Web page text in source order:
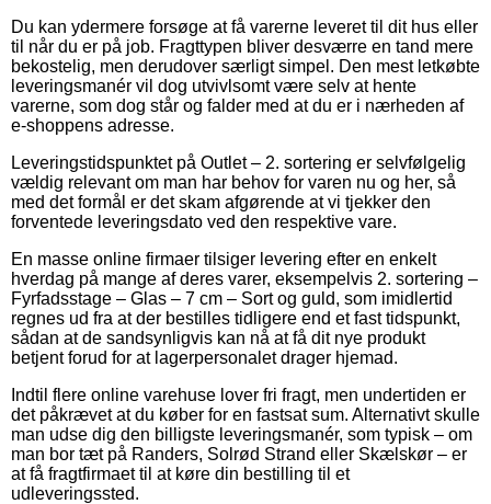
Du kan ydermere forsøge at få varerne leveret til dit hus eller
til når du er på job. Fragttypen bliver desværre en tand mere
bekostelig, men derudover særligt simpel. Den mest letkøbte
leveringsmanér vil dog utvivlsomt være selv at hente
varerne, som dog står og falder med at du er i nærheden af
e-shoppens adresse.
Leveringstidspunktet på Outlet – 2. sortering er selvfølgelig
vældig relevant om man har behov for varen nu og her, så
med det formål er det skam afgørende at vi tjekker den
forventede leveringsdato ved den respektive vare.
En masse online firmaer tilsiger levering efter en enkelt
hverdag på mange af deres varer, eksempelvis 2. sortering –
Fyrfadsstage – Glas – 7 cm – Sort og guld, som imidlertid
regnes ud fra at der bestilles tidligere end et fast tidspunkt,
sådan at de sandsynligvis kan nå at få dit nye produkt
betjent forud for at lagerpersonalet drager hjemad.
Indtil flere online varehuse lover fri fragt, men undertiden er
det påkrævet at du køber for en fastsat sum. Alternativt skulle
man udse dig den billigste leveringsmanér, som typisk – om
man bor tæt på Randers, Solrød Strand eller Skælskør – er
at få fragtfirmaet til at køre din bestilling til et
udleveringssted.